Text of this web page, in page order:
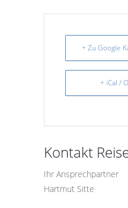
+ Zu Google
+ iCal /
Kontakt
Ihr Ansprechpartner
Hartmut Sitte